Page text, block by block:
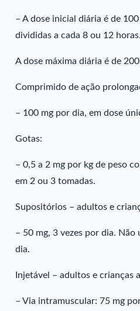
– A dose inicial diária é de
divididas a cada 8 ou 12 horas.
A dose máxima diária é de
Comprimido de ação
– 100 mg por dia, em dose
Gotas:
– 0,5 a 2 mg por kg de peso
em 2 ou 3 tomadas.
Supositórios – adultos e
– 50 mg, 3 vezes por dia.
dia.
Injetável – adultos e crianças
– Via intramuscular: 75 mg